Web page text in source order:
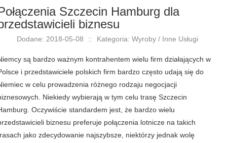
Szczecin Hamburg dla
biznesu
Dodane: 2018-05-08 :: Kategoria: Wyroby / Inne Usługi
są bardzo ważnym kontrahentem wielu firm działających w
i przedstawiciele polskich firm bardzo często udają się do
w celu prowadzenia różnego rodzaju negocjacji
Niekiedy wybierają w tym celu trasę Szczecin
Oczywiście standardem jest, że bardzo wielu
biznesu preferuje połączenia lotnicze na takich
jako zdecydowanie najszybsze, niektórzy jednak wolę